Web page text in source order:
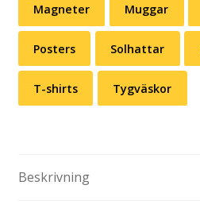
Magneter Muggar
Posters Solhattar
T-shirts Tygväskor
Beskrivning